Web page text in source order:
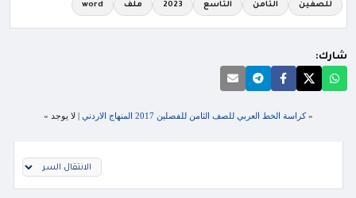
للصفين الثامن التاسع 2023 ملف word
شارك:
«كراسة الخط العربي للصف الثامن للفصلين 2017 المنهاج الاردني | لا يوجد »